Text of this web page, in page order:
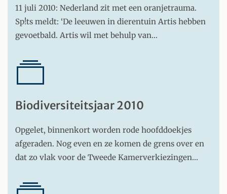
11 juli 2010: Nederland zit met een oranjetrauma.
Sp!ts meldt: ‘De leeuwen in dierentuin Artis hebben
gevoetbald. Artis wil met behulp van…
Biodiversiteitsjaar 2010
Opgelet, binnenkort worden rode hoofddoekjes
afgeraden. Nog even en ze komen de grens over en
dat zo vlak voor de Tweede Kamerverkiezingen…